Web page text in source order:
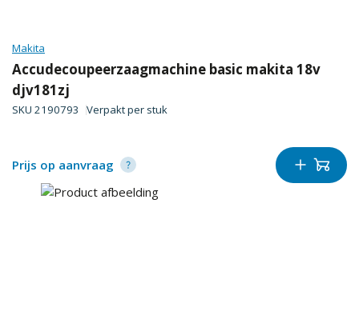
Makita
Accudecoupeerzaagmachine basic makita 18v
djv181zj
SKU 2190793 Verpakt per stuk
Prijs op aanvraag